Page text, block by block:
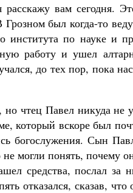
вам сегодня.
был когда-то
по науке и
работу и ушел
до тех пор, пока
но чтец Павел никуда не
который вскоре был
богослужения. Сын
могли понять, почему
средства, послал за
отказался, сказав, что